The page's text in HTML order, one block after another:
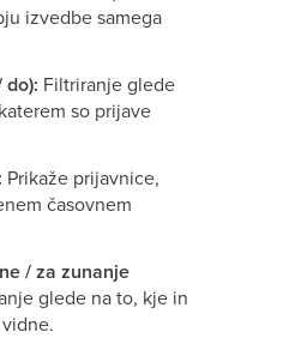
izvedbe samega
Filtriranje glede
so prijave
Prikaže prijavnice,
časovnem
/ za zunanje
glede na to, kje in